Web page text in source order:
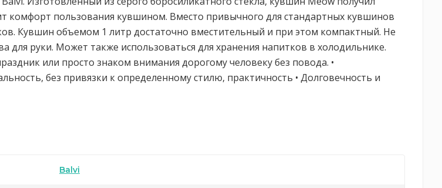
комфорт пользования кувшином. Вместо привычного для стандартных кувшинов
Кувшин объемом 1 литр достаточно вместительный и при этом компактный. Не
для руки. Может также использоваться для хранения напитков в холодильнике.
или просто знаком внимания дорогому человеку без повода. •
без привязки к определенному стилю, практичность • Долговечность и
Balvi